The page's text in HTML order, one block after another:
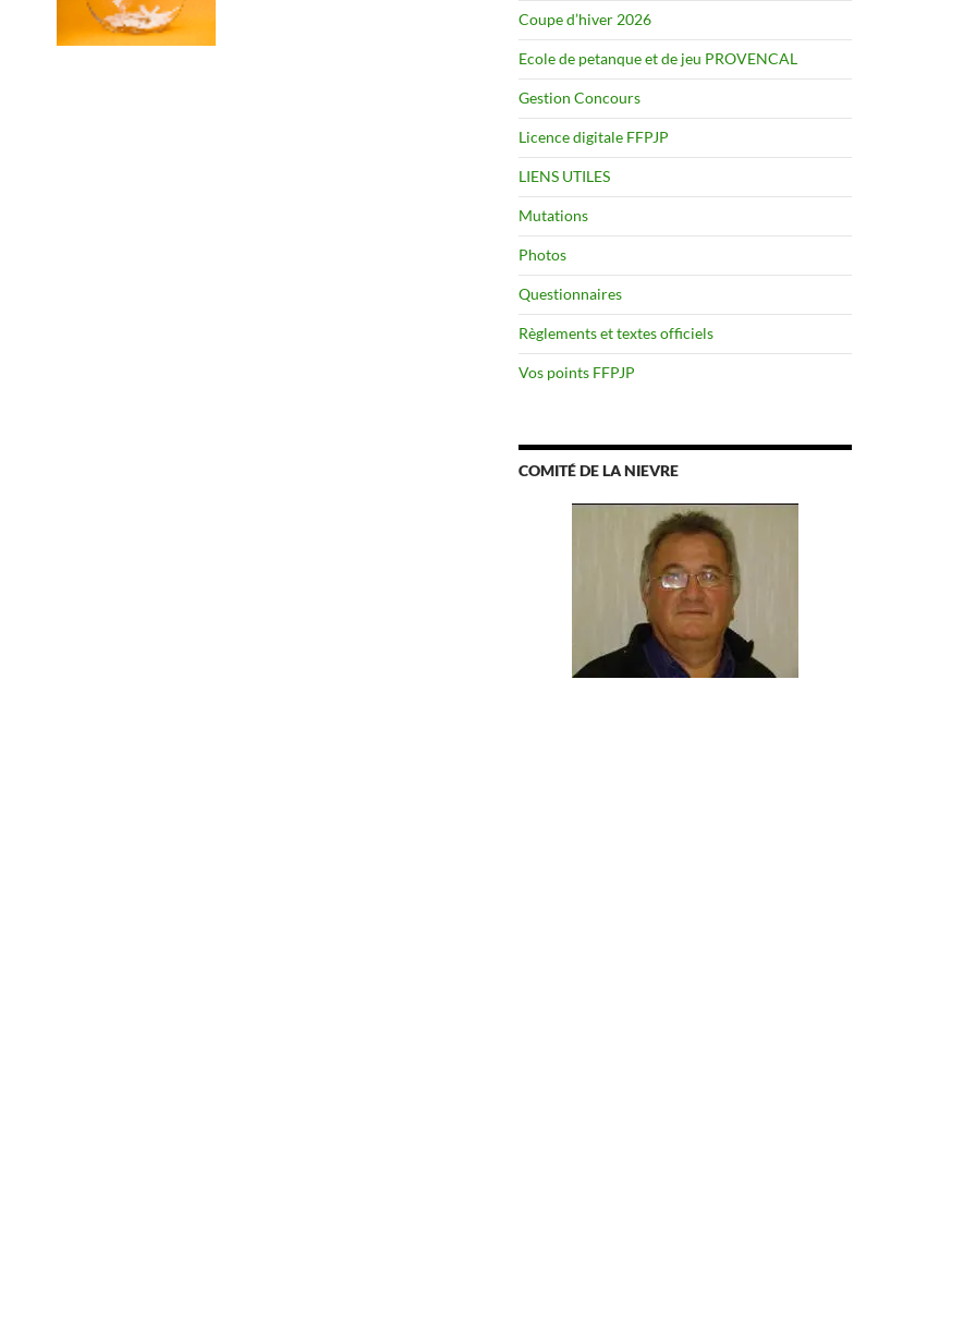
Coupe d’hiver 2026
Ecole de petanque et de jeu PROVENCAL
Gestion Concours
Licence digitale FFPJP
LIENS UTILES
Mutations
Photos
Questionnaires
Règlements et textes officiels
Vos points FFPJP
COMITÉ DE LA NIEVRE